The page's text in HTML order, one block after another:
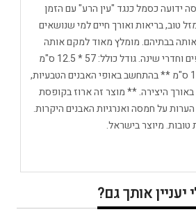
ידועה כסמל כנגד "עין הרע" עם הזמן
טוב, בריאות ואורך חיים למי שנושאים
בבתיהם. מומלץ מאוד למקם אותה
בכניסה,בחללים משותפים וחדרי שינה. גודל כולל: 57 * 12.5 ס"מ
גודל חמסה: 14.5 * 12.5 ס"מ ** בהתחשב באופי האבנים הטבעיות,
באורך היצירה. ** מוצר זה ארוז בקופסת
על חמסה ואנרגיות האבנים היקרות.
טובות. מיוצר בישראל.
יעניין אותך גם?